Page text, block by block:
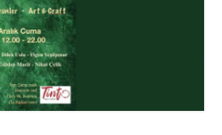
2024